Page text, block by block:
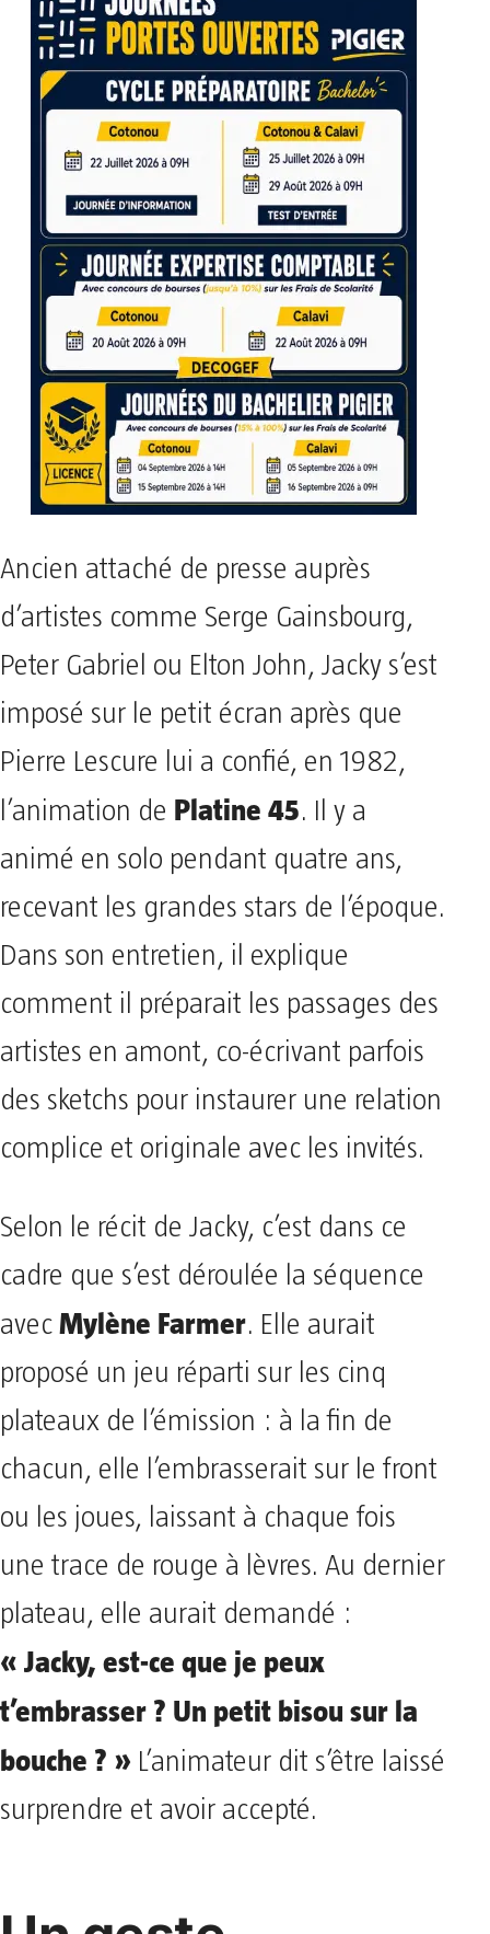
Ancien attaché de presse auprès
d’artistes comme Serge Gainsbourg,
Peter Gabriel ou Elton John, Jacky s’est
imposé sur le petit écran après que
Pierre Lescure lui a confié, en 1982,
l’animation de Platine 45. Il y a
animé en solo pendant quatre ans,
recevant les grandes stars de l’époque.
Dans son entretien, il explique
comment il préparait les passages des
artistes en amont, co-écrivant parfois
des sketchs pour instaurer une relation
complice et originale avec les invités.
Selon le récit de Jacky, c’est dans ce
cadre que s’est déroulée la séquence
avec Mylène Farmer. Elle aurait
proposé un jeu réparti sur les cinq
plateaux de l’émission : à la fin de
chacun, elle l’embrasserait sur le front
ou les joues, laissant à chaque fois
une trace de rouge à lèvres. Au dernier
plateau, elle aurait demandé :
« Jacky, est-ce que je peux
t’embrasser ? Un petit bisou sur la
bouche ? » L’animateur dit s’être laissé
surprendre et avoir accepté.